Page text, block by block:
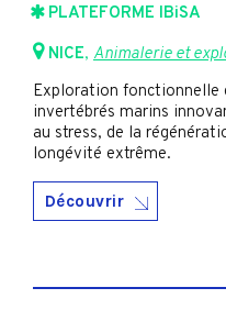
PLATEFORME IBiSA
NICE, Animalerie et
Exploration fonctionnelle
invertébrés marins
au stress, de la
longévité extrême.
Découvrir